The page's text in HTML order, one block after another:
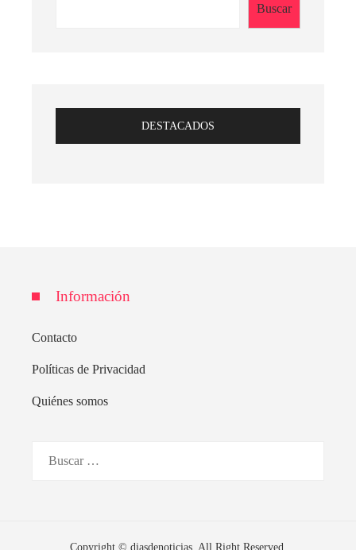
Buscar
DESTACADOS
Información
Contacto
Políticas de Privacidad
Quiénes somos
Copyright © diasdenoticias. All Right Reserved.